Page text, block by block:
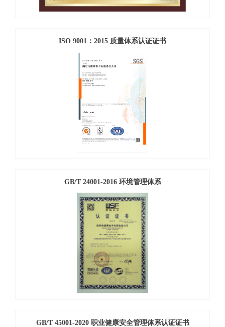
ISO 9001：2015 质量体系认证证书
GB/T 24001-2016 环境管理体系
GB/T 45001-2020 职业健康安全管理体系认证证书